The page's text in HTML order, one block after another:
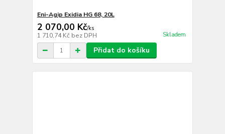
Eni-Agip Exidia HG 68, 20L
2 070,00 Kč/ks
1 710,74 Kč bez DPH Skladem
Přidat do košíku